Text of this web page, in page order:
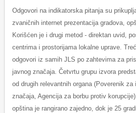
Odgovori na indikatorska pitanja su
zvaničnih internet prezentacija gradova,
Korišćen je i drugi metod - direktan uvid,
centrima i prostorijama lokalne uprave.
odgovori iz samih JLS po zahtevima za
javnog značaja. Četvrtu grupu izvora
od drugih relevantnih organa (Poverenik
značaja, Agencija za borbu protiv
opština je rangirano zajedno, dok je 25